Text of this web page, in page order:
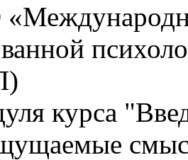
курса